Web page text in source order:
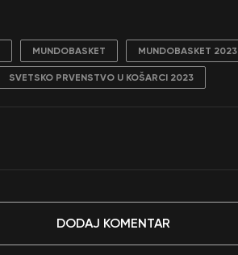
MUNDOBASKET MUNDOBASKET 2023
SVETSKO PRVENSTVO U KOŠARCI 2023
DODAJ KOMENTAR